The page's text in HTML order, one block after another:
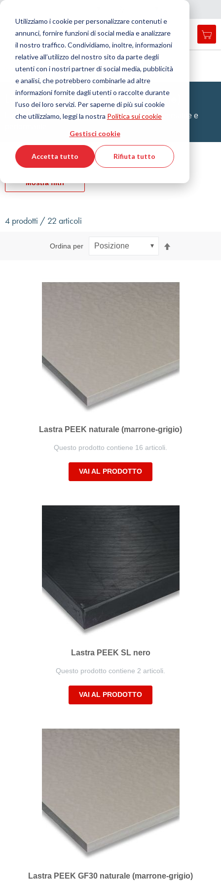
Utilizziamo i cookie per personalizzare contenuti e
annunci, fornire funzioni di social media e analizzare
il nostro traffico. Condividiamo, inoltre, informazioni
relative all’utilizzo del nostro sito da parte degli
utenti con i nostri partner di social media, pubblicità
e analisi, che potrebbero combinarle ad altre
informazioni fornite dagli utenti o raccolte durante
l’uso dei loro servizi. Per saperne di più sui cookie
che utilizziamo, leggi la nostra Politica sui cookie
Gestisci cookie
Accetta tutto Rifiuta tutto
Menu
search
Cerca
Home Tecnologia delle materie plastiche
Lastre
Polietereterchetone (PEEK)
Lastre in PEEK (Polietereterchetone)
Lastre fabbricate con il materiale plastico più versatile e
Filtro
Mostra filtri
4 prodotti / 22 articoli
Ordina per
Lastra PEEK naturale (marrone-grigio)
Questo prodotto contiene 16 articoli.
VAI AL PRODOTTO
Lastra PEEK SL nero
Questo prodotto contiene 2 articoli.
VAI AL PRODOTTO
Lastra PEEK GF30 naturale (marrone-grigio)